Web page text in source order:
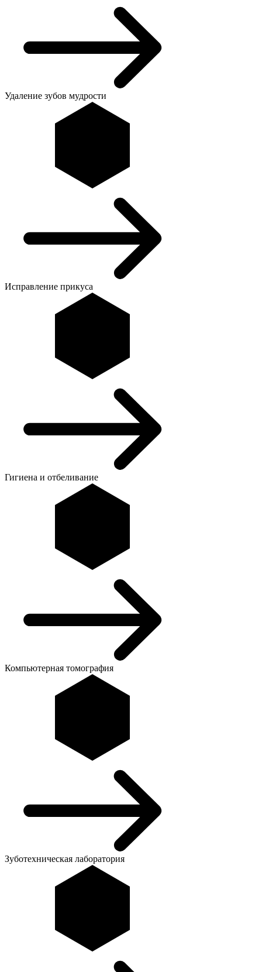
Удаление зубов мудрости
Исправление прикуса
Гигиена и отбеливание
Компьютерная томография
Зуботехническая лаборатория